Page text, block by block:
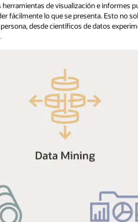
herramientas de visualización e informes
fácilmente lo que se presenta. Esto no
desde científicos de datos